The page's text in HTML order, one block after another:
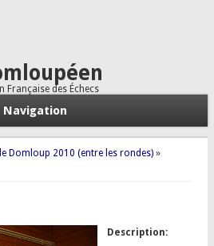
Française des Échecs
Navigation
Domloup 2010 (entre les rondes)»
Description: